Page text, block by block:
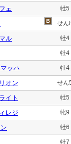
ェ 牡5
せん
ル 牡4
牡4
ッハ 牡4
オン せん
イト 牡5
レジ 牝9
牡6
牡7